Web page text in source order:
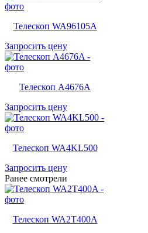
Телескоп WA96105A
Запросить цену
Телескоп A4676A
Запросить цену
Телескоп WA4KL500
Запросить цену
Ранее смотрели
Телескоп WA2T400A